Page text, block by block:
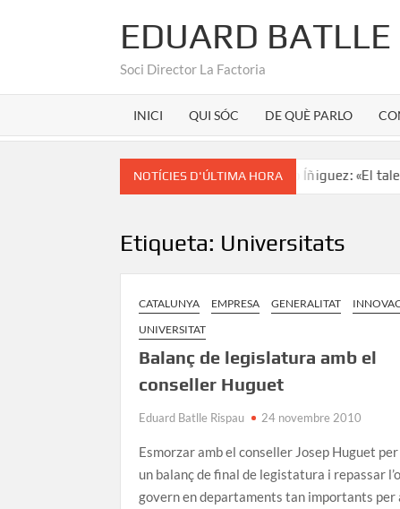
EDUARD BATLLE
Soci Director La Factoria
INICI QUI SÓC DE QUÈ PARLO
NOTÍCIES D'ÚLTIMA HORA
d’un unicorn com Puratos Roberto Íñiguez: «El
Etiqueta: Universitats
CATALUNYA EMPRESA GENERALITAT
UNIVERSITAT
Balanç de legislatura amb el
conseller Huguet
Eduard Batlle Rispau 24 novembre 2010
Esmorzar amb el conseller Josep Huguet
un balanç de final de legistatura i repassar
govern en departaments tan importants per